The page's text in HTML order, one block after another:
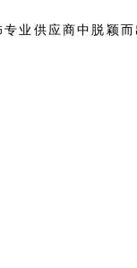
业供应商中脱颖